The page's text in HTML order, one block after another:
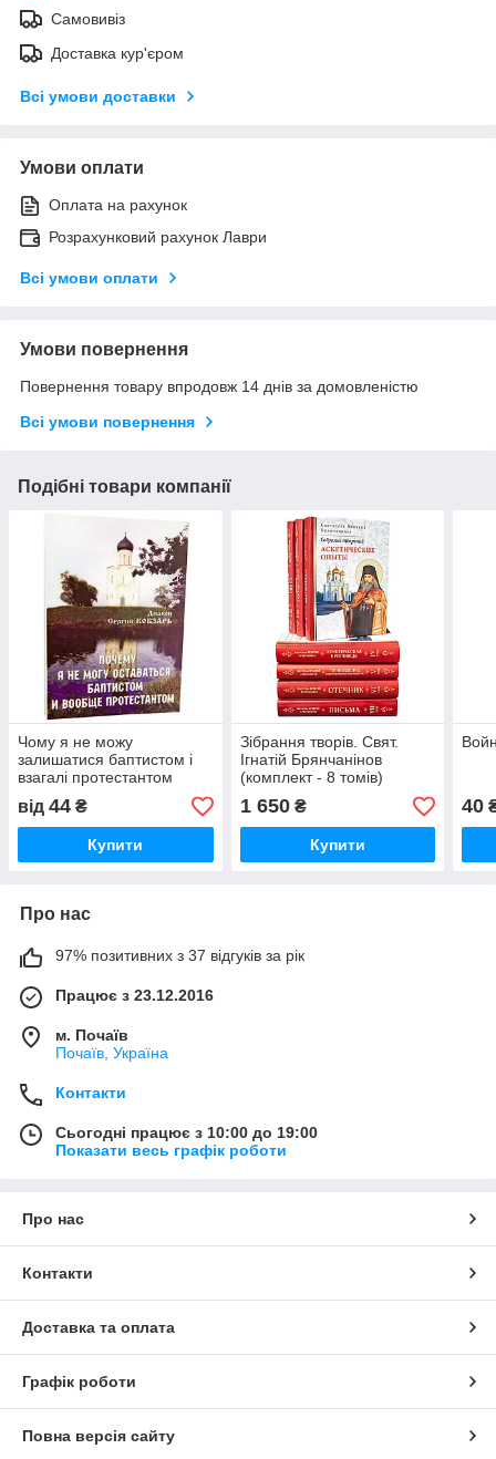
Самовивіз
Доставка кур'єром
Всі умови доставки
Умови оплати
Оплата на рахунок
Розрахунковий рахунок Лаври
Всі умови оплати
Умови повернення
Повернення товару впродовж 14 днів за домовленістю
Всі умови повернення
Подібні товари компанії
Чому я не можу
залишатися баптистом і
взагалі протестантом
від 44 ₴
Купити
Зібрання творів. Свят.
Ігнатій Брянчанінов
(комплект - 8 томів)
1 650₴
Купити
40
Про нас
97% позитивних з 37 відгуків за рік
Працює з 23.12.2016
м. Почаїв
Почаїв, Україна
Контакти
Сьогодні працює з 10:00 до 19:00
Показати весь графік роботи
Про нас
Контакти
Доставка та оплата
Графік роботи
Повна версія сайту